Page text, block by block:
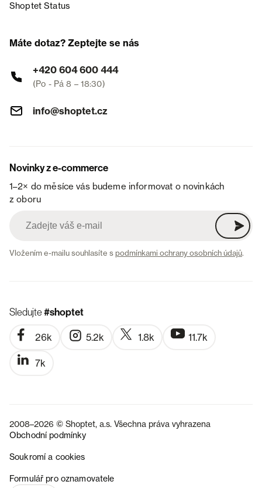
Shoptet Status
Máte dotaz? Zeptejte se nás
+420 604 600 444
(Po - Pá 8 – 18:30)
info@shoptet.cz
Novinky z e-commerce
1–2× do měsíce vás budeme informovat o novinkách
z oboru
Vložením e-mailu souhlasíte spodmínkami ochrany osobních údajů.
Sledujte#shoptet
26k 5.2k 1.8k 11.7k
7k
2008–2026 © Shoptet, a.s. Všechna práva vyhrazena
Obchodní podmínky
Soukromí a cookies
Formulář pro oznamovatele